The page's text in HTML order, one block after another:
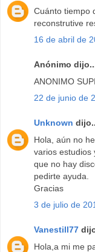
Cuánto tiempo
reconstrutive
16 de abril de
Anónimo
ANONIMO
22 de junio de
Unknown
Hola, aún no
varios estudios
que no hay
pedirte ayuda.
Gracias
3 de julio de
Vanestill77
Hola,a mi me